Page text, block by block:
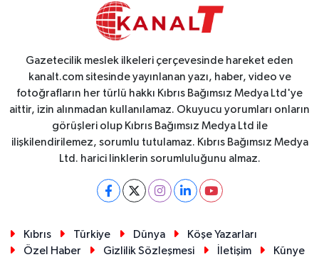
Gazetecilik meslek ilkeleri çerçevesinde hareket eden
kanalt.com sitesinde yayınlanan yazı, haber, video ve
fotoğrafların her türlü hakkı Kıbrıs Bağımsız Medya Ltd'ye
aittir, izin alınmadan kullanılamaz. Okuyucu yorumları onların
görüşleri olup Kıbrıs Bağımsız Medya Ltd ile
ilişkilendirilemez, sorumlu tutulamaz. Kıbrıs Bağımsız Medya
Ltd. harici linklerin sorumluluğunu almaz.
Kıbrıs Türkiye Dünya
Köşe Yazarları
Özel Haber
Gizlilik Sözleşmesi İletişim Künye